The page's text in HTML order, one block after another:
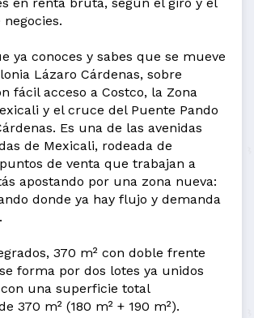
ya conoces y sabes que se mueve
Lázaro Cárdenas, sobre
fácil acceso a Costco, la Zona
y el cruce del Puente Pando
Es una de las avenidas
de Mexicali, rodeada de
de venta que trabajan a
apostando por una zona nueva:
donde ya hay flujo y demanda
370 m² con doble frente
forma por dos lotes ya unidos
una superficie total
370 m² (180 m² + 190 m²).